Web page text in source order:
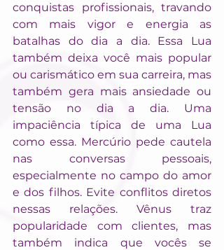
conquistas profissionais, travando
com mais vigor e energia as
batalhas do dia a dia. Essa Lua
também deixa você mais popular
ou carismático em sua carreira, mas
também gera mais ansiedade ou
tensão no dia a dia. Uma
impaciência típica de uma Lua
como essa. Mercúrio pede cautela
nas conversas pessoais,
especialmente no campo do amor
e dos filhos. Evite conflitos diretos
nessas relações. Vênus traz
popularidade com clientes, mas
também indica que vocês se